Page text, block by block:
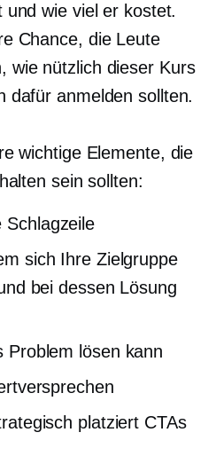
wie viel er kostet.
Chance, die Leute
wie nützlich dieser Kurs
dafür anmelden sollten.
wichtige Elemente, die
sein sollten:
Schlagzeile
sich Ihre Zielgruppe
bei dessen Lösung
Problem lösen kann
platziert CTAs